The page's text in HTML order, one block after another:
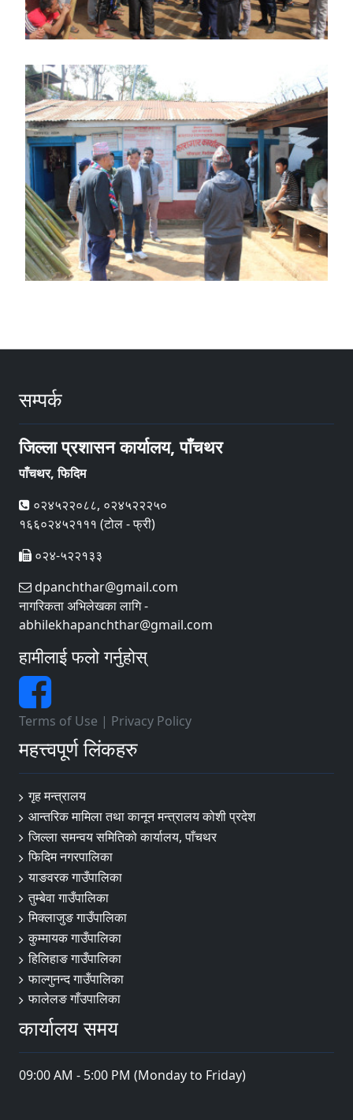
सम्पर्क
जिल्ला प्रशासन कार्यालय, पाँचथर
पाँचथर, फिदिम
०२४५२२०८८, ०२४५२२२५०
१६६०२४५२१११ (टोल - फ्री)
०२४-५२२१३३
dpanchthar@gmail.com
नागरिकता अभिलेखका लागि -
abhilekhapanchthar@gmail.com
हामीलाई फलो गर्नुहोस्
Terms of Use | Privacy Policy
महत्त्वपूर्ण लिंकहरु
गृह मन्त्रालय
आन्तरिक मामिला तथा कानून मन्त्रालय कोशी प्रदेश
जिल्ला समन्वय समितिको कार्यालय, पाँचथर
फिदिम नगरपालिका
याङवरक गाउँपालिका
तुम्बेवा गाउँपालिका
मिक्लाजुङ गाउँपालिका
कुम्मायक गाउँपालिका
हिलिहाङ गाउँपालिका
फाल्गुनन्द गाउँपालिका
फालेलङ गाँउपालिका
कार्यालय समय
09:00 AM - 5:00 PM (Monday to Friday)